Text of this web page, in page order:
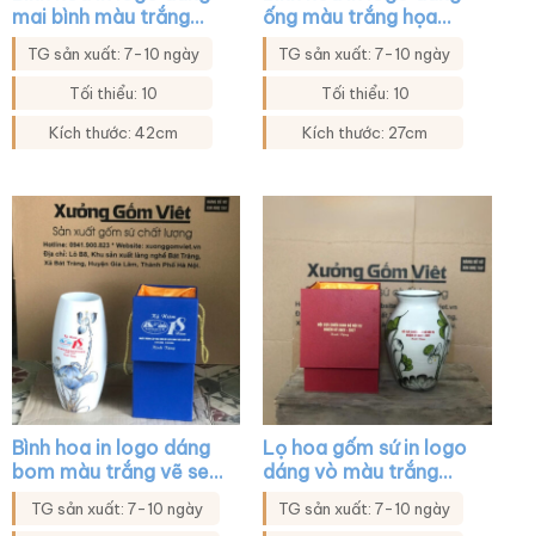
mai bình màu trắng
họa tiết sen đen XG-
LH26
TG sản xuất: 7-10 ngày
Tối thiểu: 10
Kích thước: 42cm
ống màu trắng họa
tiết hoa bồ công anh
XG-LH19
TG sản xuất: 7-10 ngày
Tối thiểu: 10
Kích thước: 27cm
Bình hoa in logo dáng
bom màu trắng vẽ sen
xanh viền kim XG-
LH38
TG sản xuất: 7-10 ngày
Lọ hoa gốm sứ in logo
dáng vò màu trắng
họa tiết sen xanh XG-
LH24
TG sản xuất: 7-10 ngày